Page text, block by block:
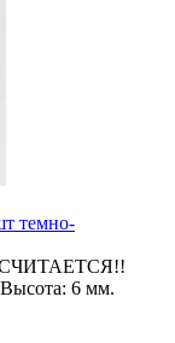
темно-
6 мм.